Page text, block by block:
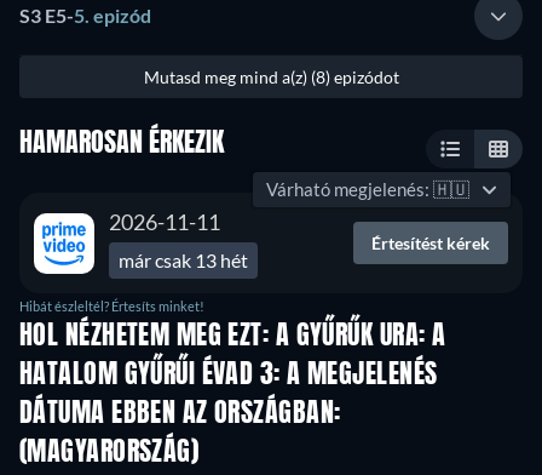
S3 E5-5. epizód
Mutasd meg mind a(z) (8) epizódot
HAMAROSAN ÉRKEZIK
Várható megjelenés: 🇭🇺
2026-11-11
már csak 13 hét
Értesítést kérek
Hibát észleltél? Értesíts minket!
HOL NÉZHETEM MEG EZT: A GYŰRŰK URA: A
HATALOM GYŰRŰI ÉVAD 3: A MEGJELENÉS
DÁTUMA EBBEN AZ ORSZÁGBAN:
(MAGYARORSZÁG)